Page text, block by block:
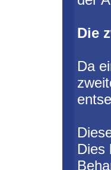
Die
Da
Dies